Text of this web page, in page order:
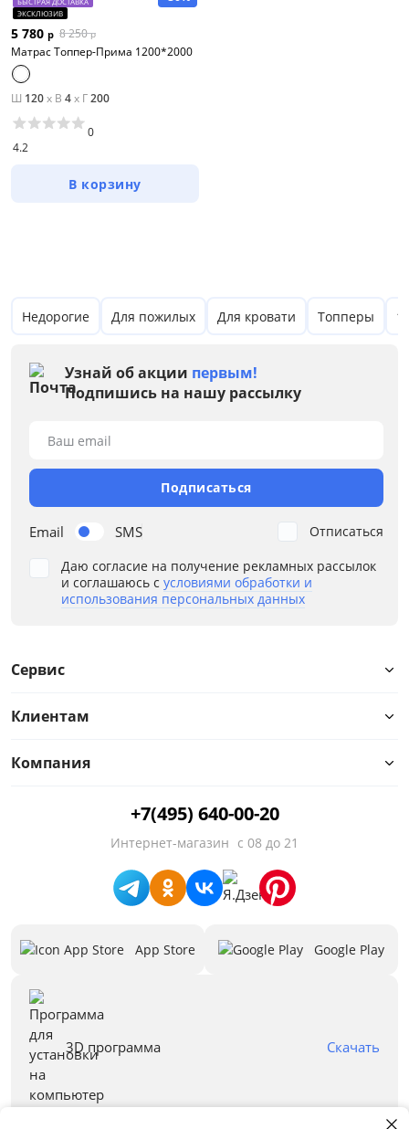
Цена
Нагрузка на спальное место, кг
В составе кокос
В составе ППУ
Односпальные
ЭКСКЛЮЗИВ
5 780 р 8 250 р
Матрас Топпер-Прима 1200*2000
Ш 120x В 4x Г200
4.2
0
В корзину
Недорогие Для пожилых Для кровати Топперы
Узнай об акции первым!
Подпишись на нашу рассылку
Email SMS
Ваш email
Подписаться
Даю согласие на получение рекламных рассылок
и соглашаюсь с условиями обработки и
использования персональных данных
Отписаться
Сервис
Клиентам
Компания
+7(495) 640-00-20
Интернет-магазин с 08 до 21
App Store Google Play
3D программа Скачать